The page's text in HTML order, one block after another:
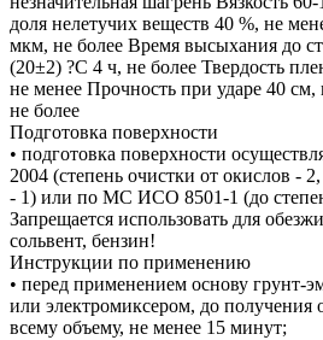
доля нелетучих веществ 40 %, не
мкм, не более Время высыхания до
(20±2) ?С 4 ч, не более Твердость
не менее Прочность при ударе 40 см,
не более
Подготовка поверхности
• подготовка поверхности
2004 (степень очистки от окислов -
- 1) или по МС ИСО 8501-1 (до
Запрещается использовать для
сольвент, бензин!
Инструкции по применению
• перед применением основу грунт-
или электромиксером, до получения
всему объему, не менее 15 минут;